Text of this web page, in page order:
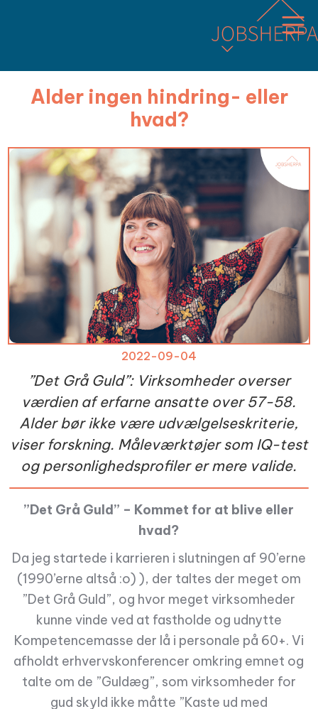
Alder ingen hindring- eller
hvad?
2022-09-04
”Det Grå Guld”: Virksomheder overser
værdien af erfarne ansatte over 57-58.
Alder bør ikke være udvælgelseskriterie,
viser forskning. Måleværktøjer som IQ-test
og personlighedsprofiler er mere valide.
”Det Grå Guld” – Kommet for at blive eller
hvad?
Da jeg startede i karrieren i slutningen af 90’erne
(1990’erne altså :o) ), der taltes der meget om
”Det Grå Guld”, og hvor meget virksomheder
kunne vinde ved at fastholde og udnytte
Kompetencemasse der lå i personale på 60+. Vi
afholdt erhvervskonferencer omkring emnet og
talte om de ”Guldæg”, som virksomheder for
gud skyld ikke måtte ”Kaste ud med